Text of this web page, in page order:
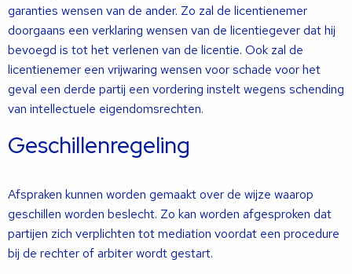
garanties wensen van de ander. Zo zal de licentienemer
doorgaans een verklaring wensen van de licentiegever dat hij
bevoegd is tot het verlenen van de licentie. Ook zal de
licentienemer een vrijwaring wensen voor schade voor het
geval een derde partij een vordering instelt wegens schending
van intellectuele eigendomsrechten.
Geschillenregeling
Afspraken kunnen worden gemaakt over de wijze waarop
geschillen worden beslecht. Zo kan worden afgesproken dat
partijen zich verplichten tot mediation voordat een procedure
bij de rechter of arbiter wordt gestart.